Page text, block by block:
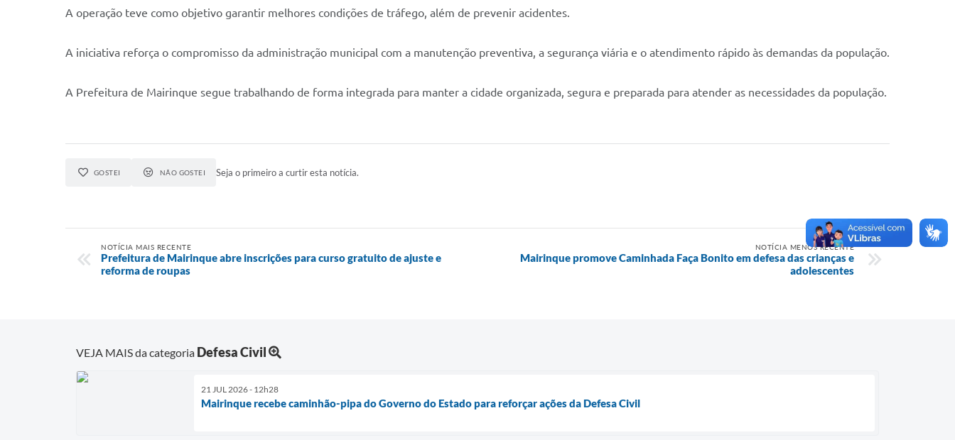
A operação teve como objetivo garantir melhores condições de tráfego, além de prevenir acidentes.
A iniciativa reforça o compromisso da administração municipal com a manutenção preventiva, a segurança viária e o atendimento rápido às demandas da população.
A Prefeitura de Mairinque segue trabalhando de forma integrada para manter a cidade organizada, segura e preparada para atender as necessidades da população.
GOSTEI NÃO GOSTEI Seja o primeiro a curtir esta notícia.
NOTÍCIA MAIS RECENTE
Prefeitura de Mairinque abre inscrições para curso gratuito de ajuste e
reforma de roupas
NOTÍCIA MENOS RECENTE
Mairinque promove Caminhada Faça Bonito em defesa das crianças e
adolescentes
VEJA MAIS da categoria Defesa Civil
21 JUL 2026 - 12h28
Mairinque recebe caminhão-pipa do Governo do Estado para reforçar ações da Defesa Civil